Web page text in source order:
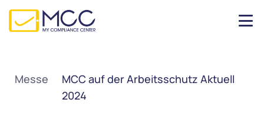
Messe
MCC auf der Arbeitsschutz Aktuell
2024